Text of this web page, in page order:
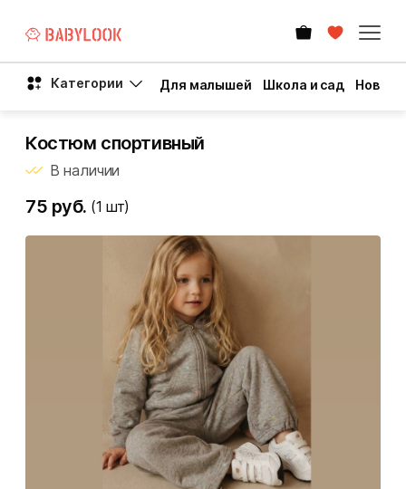
Категории Для малышей Школа и сад Новый
Костюм спортивный
В наличии
75 руб. (1 шт)